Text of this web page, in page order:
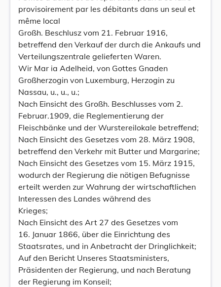
provisoirement par les débitants dans un seul et
même local
Großh. Beschlusz vom 21. Februar 1916,
betreffend den Verkauf der durch die Ankaufs und
Verteilungszentrale gelieferten Waren.
Wir Mar ia Adelheid, von Gottes Gnaden
Großherzogin von Luxemburg, Herzogin zu
Nassau, u., u., u.;
Nach Einsicht des Großh. Beschlusses vom 2.
Februar.1909, die Reglementierung der
Fleischbänke und der Wurstereilokale betreffend;
Nach Einsicht des Gesetzes vom 28. März 1908,
betreffend den Verkehr mit Butter und Margarine;
Nach Einsicht des Gesetzes vom 15. März 1915,
wodurch der Regierung die nötigen Befugnisse
erteilt werden zur Wahrung der wirtschaftlichen
Interessen des Landes während des
Krieges;
Nach Einsicht des Art 27 des Gesetzes vom
16. Januar 1866, über die Einrichtung des
Staatsrates, und in Anbetracht der Dringlichkeit;
Auf den Bericht Unseres Staatsministers,
Präsidenten der Regierung, und nach Beratung
der Regierung im Konseil;